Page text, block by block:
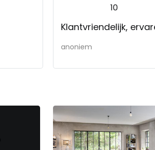
10
Klantvriendelijk,
anoniem